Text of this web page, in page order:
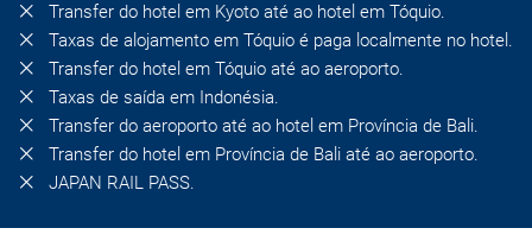
Transfer do hotel em Kyoto até ao hotel em Tóquio.
Taxas de alojamento em Tóquio é paga localmente no hotel.
Transfer do hotel em Tóquio até ao aeroporto.
Taxas de saída em Indonésia.
Transfer do aeroporto até ao hotel em Província de Bali.
Transfer do hotel em Província de Bali até ao aeroporto.
JAPAN RAIL PASS.